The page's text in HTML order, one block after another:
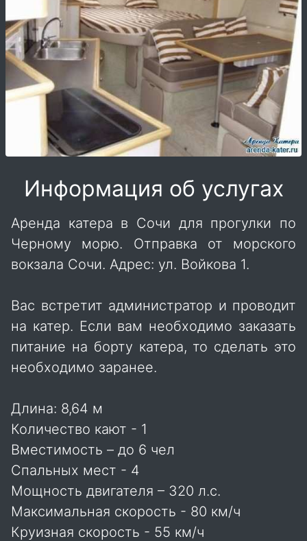
Информация об услугах
Аренда катера в Сочи для прогулки по
Черному морю. Отправка от морского
вокзала Сочи. Адрес: ул. Войкова 1.
Вас встретит администратор и проводит
на катер. Если вам необходимо заказать
питание на борту катера, то сделать это
необходимо заранее.
Длина: 8,64 м
Количество кают - 1
Вместимость – до 6 чел
Спальных мест - 4
Мощность двигателя – 320 л.с.
Максимальная скорость - 80 км/ч
Круизная скорость - 55 км/ч